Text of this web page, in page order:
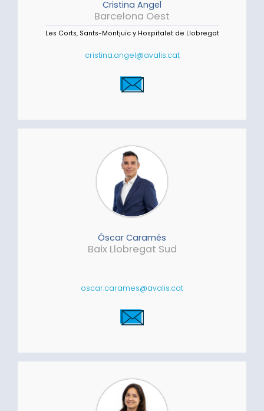
Cristina Angel
Barcelona Oest
Les Corts, Sants-Montjuïc y Hospitalet de Llobregat
cristina.angel@avalis.cat
Óscar Caramés
Baix Llobregat Sud
oscar.carames@avalis.cat